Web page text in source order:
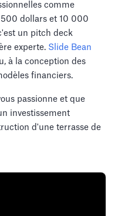
comme
dollars et 10 000
un pitch deck
experte. Slide Bean
à la conception des
financiers.
passionne et que
investissement
d'une terrasse de